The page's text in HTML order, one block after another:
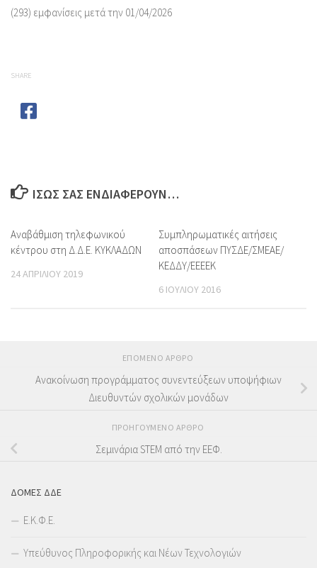
(293) εμφανίσεις μετά την 01/04/2026
SHARE
ΊΣΩΣ ΣΑΣ ΕΝΔΙΑΦΈΡΟΥΝ…
Αναβάθμιση τηλεφωνικού
κέντρου στη Δ.Δ.Ε. ΚΥΚΛΑΔΩΝ
24 ΑΠΡΙΛΊΟΥ 2019
Συμπληρωματικές αιτήσεις
αποσπάσεων ΠΥΣΔΕ/ΣΜΕΑΕ/
ΚΕΔΔΥ/ΕΕΕΕΚ
6 ΙΟΥΛΊΟΥ 2016
ΕΠΌΜΕΝΟ ΆΡΘΡΟ
Ανακοίνωση προγράμματος συνεντεύξεων υποψήφιων
Διευθυντών σχολικών μονάδων
ΠΡΟΗΓΟΎΜΕΝΟ ΆΡΘΡΟ
Σεμινάρια STEM από την ΕΕΦ.
ΔΟΜΕΣ ΔΔΕ
Ε.Κ.Φ.Ε.
Υπεύθυνος Πληροφορικής και Νέων Τεχνολογιών